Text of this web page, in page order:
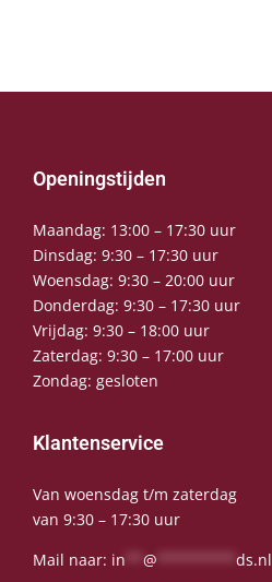
Openingstijden
Maandag: 13:00 – 17:30 uur
Dinsdag: 9:30 – 17:30 uur
Woensdag: 9:30 – 20:00 uur
Donderdag: 9:30 – 17:30 uur
Vrijdag: 9:30 – 18:00 uur
Zaterdag: 9:30 – 17:00 uur
Zondag: gesloten
Klantenservice
Van woensdag t/m zaterdag
van 9:30 – 17:30 uur
Mail naar: in @
ds.nl